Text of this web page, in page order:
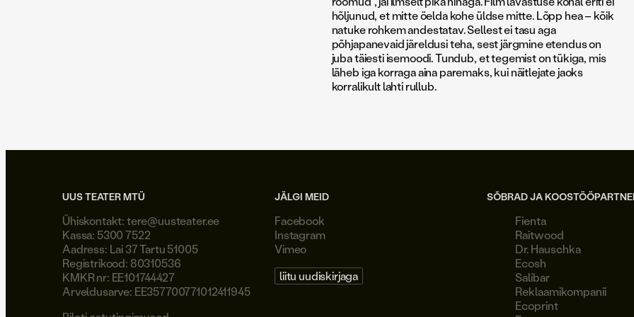
hõljunud, et mitte öelda kohe üldse mitte. Lõpp hea – kõik
natuke rohkem andestatav. Sellest ei tasu aga
põhjapanevaid järeldusi teha, sest järgmine etendus on
juba täiesti isemoodi. Tundub, et tegemist on tükiga, mis
läheb iga korraga aina paremaks, kui näitlejate jaoks
korralikult lahti rullub.
UUS TEATER MTÜ
Ühiskontakt:tere@uusteater.ee
Kassa: 5300 7522
Aadress: Lai 37 Tartu 51005
Registrikood: 80310536
KMKR nr: EE101744427
Arveldusarve: EE357700771012411945
JÄLGI MEID
Facebook
Instagram
Vimeo
liitu uudiskirjaga
SÕBRAD JA
Fienta
Raitwood
Dr. Hauschka
Ecosh
Salibar
Reklaamikompanii
Ecoprint